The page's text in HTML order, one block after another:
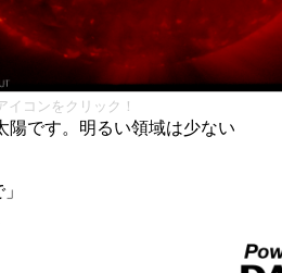
コンをクリック！
陽です。明るい領域は少ない